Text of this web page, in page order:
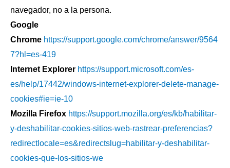
navegador, no a la persona.
Google
Chrome https://support.google.com/chrome/answer/9564
7?hl=es-419
Internet Explorer https://support.microsoft.com/es-
es/help/17442/windows-internet-explorer-delete-manage-
cookies#ie=ie-10
Mozilla Firefox https://support.mozilla.org/es/kb/habilitar-
y-deshabilitar-cookies-sitios-web-rastrear-preferencias?
redirectlocale=es&redirectslug=habilitar-y-deshabilitar-
cookies-que-los-sitios-we